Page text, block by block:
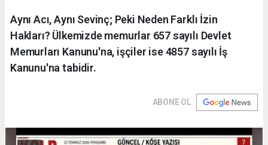
Aynı Acı, Aynı Sevinç; Peki Neden Farklı İzin
Hakları? Ülkemizde memurlar 657 sayılı Devlet
Memurları Kanunu'na, işçiler ise 4857 sayılı İş
Kanunu'na tabidir.
ABONE OL